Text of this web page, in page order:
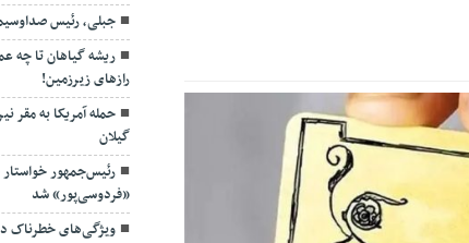
جبلی، رئیس
ریشه گیاهان تا چه
رازهای زیرزمین!
حمله آمریکا به مقر
گیلان
رئیس‌جمهور
«فردوسی‌پور» شد
ویژگی‌های خطرناک